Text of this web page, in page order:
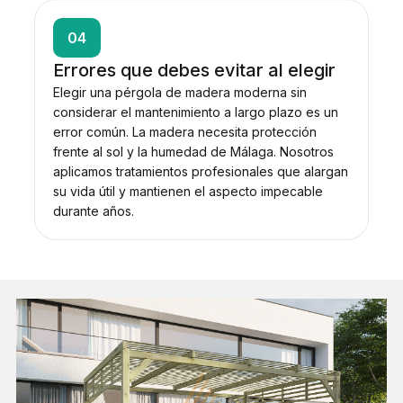
04
Errores que debes evitar al elegir
Elegir una pérgola de madera moderna sin
considerar el mantenimiento a largo plazo es un
error común. La madera necesita protección
frente al sol y la humedad de Málaga. Nosotros
aplicamos tratamientos profesionales que alargan
su vida útil y mantienen el aspecto impecable
durante años.